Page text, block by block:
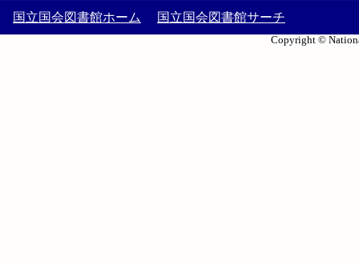
国立国会図書館ホーム 国立国会図書館サーチ
Copyright ©